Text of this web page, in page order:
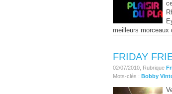
meilleurs morceaux
FRIDAY
02/07/2010, Rubrique
Mots-clés : Bobby